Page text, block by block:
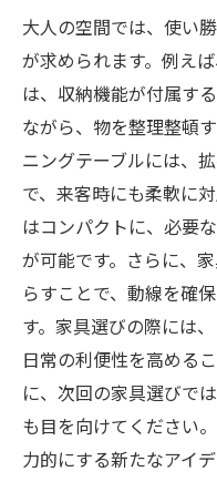
大人の空間では、使い
が求められます。例え
は、収納機能が付属す
ながら、物を整理整頓
ニングテーブルには、
で、来客時にも柔軟に
はコンパクトに、必要
が可能です。さらに、
らすことで、動線を確
す。家具選びの際には
日常の利便性を高める
に、次回の家具選びで
も目を向けてください
力的にする新たなアイ